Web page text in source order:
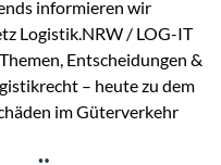
informieren wir
Logistik.NRW / LOG-IT
Entscheidungen &
– heute zu dem
im Güterverkehr